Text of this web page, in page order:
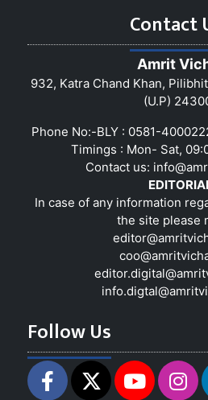
Contact
Amrit
932, Katra Chand Khan,
(U.P)
Phone No:-BLY : 0581-
Timings : Mon- Sat,
Contact us:
In case of any information
the site please
Follow Us